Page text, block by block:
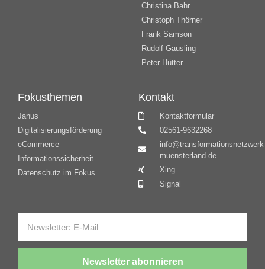
Christina Bahr
Christoph Thörner
Frank Samson
Rudolf Gausling
Peter Hütter
Fokusthemen
Janus
Digitalisierungsförderung
eCommerce
Informationssicherheit
Datenschutz im Fokus
Kontakt
Kontaktformular
02561-9632268
muensterland.de
Xing
Signal
Newsletter abonnieren